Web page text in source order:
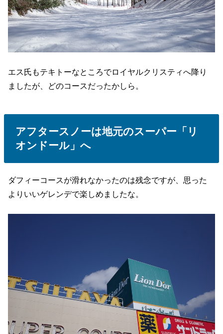
エス氏もテキトーなところでロイヤルクリスティへ降り
ましたが、どのコースだったかしら。
アフタースノーは地元のスーパー「リ
オンドール」へ
ダフィーコースが滑れなかったのは残念ですが、思った
よりいいゲレンデで楽しめましたな。